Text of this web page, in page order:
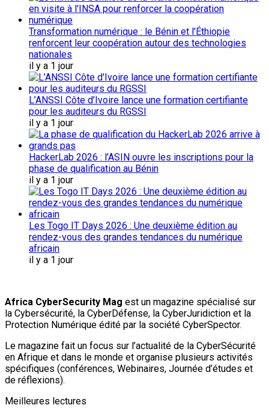
Transformation numérique : le Bénin et l’Éthiopie
renforcent leur coopération autour des technologies
nationales
il y a 1 jour
L’ANSSI Côte d’Ivoire lance une formation certifiante
pour les auditeurs du RGSSI
il y a 1 jour
HackerLab 2026 : l’ASIN ouvre les inscriptions pour la
phase de qualification au Bénin
il y a 1 jour
Les Togo IT Days 2026 : Une deuxième édition au
rendez-vous des grandes tendances du numérique
africain
il y a 1 jour
Africa CyberSecurity Mag est un magazine spécialisé sur
la Cybersécurité, la CyberDéfense, la CyberJuridiction et la
Protection Numérique édité par la société CyberSpector.
Le magazine fait un focus sur l’actualité de la CyberSécurité
en Afrique et dans le monde et organise plusieurs activités
spécifiques (conférences, Webinaires, Journée d’études et
de réflexions).
Meilleures lectures